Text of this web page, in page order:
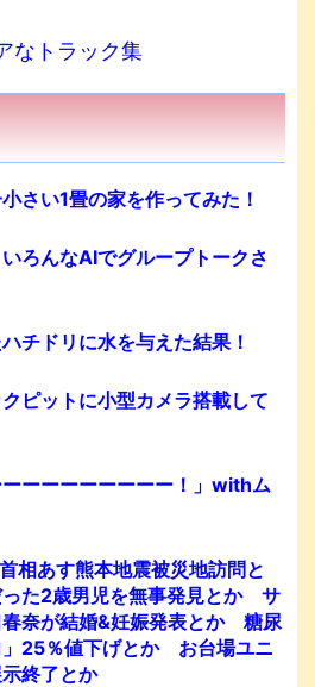
なトラック集
さい1畳の家を作ってみた！
いろんなAIでグループトークさ
チドリに水を与えた結果！
ピットに小型カメラ搭載して
ーーーーーーーー！」withム
あす熊本地震被災地訪問と
た2歳男児を無事発見とか サ
春奈が結婚&妊娠発表とか 糖尿
」25％値下げとか お台場ユニ
終了とか